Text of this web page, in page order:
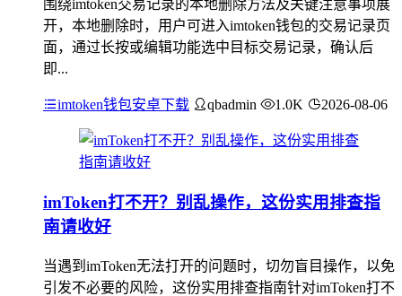
围绕imtoken交易记录的本地删除方法及关键注意事项展
开，本地删除时，用户可进入imtoken钱包的交易记录页
面，通过长按或编辑功能选中目标交易记录，确认后
即...
imtoken钱包安卓下载 qbadmin 1.0K 2026-08-06
imToken打不开？别乱操作，这份实用排查指
南请收好
当遇到imToken无法打开的问题时，切勿盲目操作，以免
引发不必要的风险，这份实用排查指南针对imToken打不